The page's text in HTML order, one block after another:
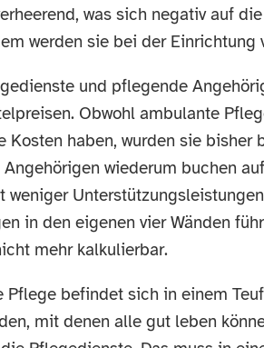
was sich negativ auf
werden sie bei der
und pflegende
Obwohl ambulante
Kosten haben, wurden sie
wiederum buchen
weniger
in den eigenen vier Wänden
mehr kalkulierbar.
Pflege befindet sich in einem
mit denen alle gut leben